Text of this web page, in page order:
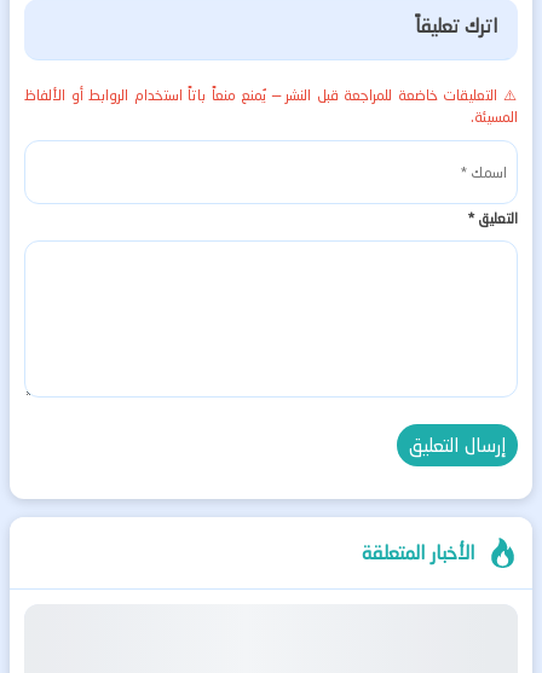
اترك تعليقاً
⚠️ التعليقات خاضعة للمراجعة قبل النشر — يُمنع منعاً باتاً استخدام الروابط أو الألفاظ
المسيئة.
التعليق*
الأخبار المتعلقة